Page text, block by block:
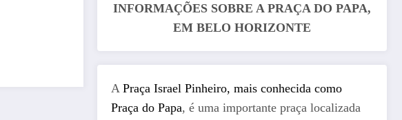
INFORMAÇÕES SOBRE A PRAÇA DO PAPA,
EM BELO HORIZONTE
APraça Israel Pinheiro, mais conhecida como
Praça do Papa, é uma importante praça localizada